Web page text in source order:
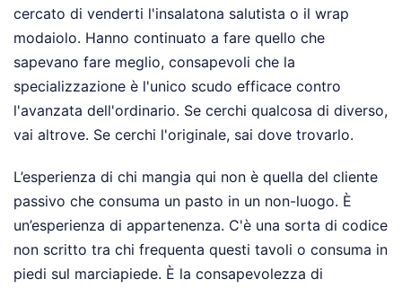
cercato di venderti l'insalatona salutista o il wrap
modaiolo. Hanno continuato a fare quello che
sapevano fare meglio, consapevoli che la
specializzazione è l'unico scudo efficace contro
l'avanzata dell'ordinario. Se cerchi qualcosa di diverso,
vai altrove. Se cerchi l'originale, sai dove trovarlo.
L’esperienza di chi mangia qui non è quella del cliente
passivo che consuma un pasto in un non-luogo. È
un’esperienza di appartenenza. C'è una sorta di codice
non scritto tra chi frequenta questi tavoli o consuma in
piedi sul marciapiede. È la consapevolezza di